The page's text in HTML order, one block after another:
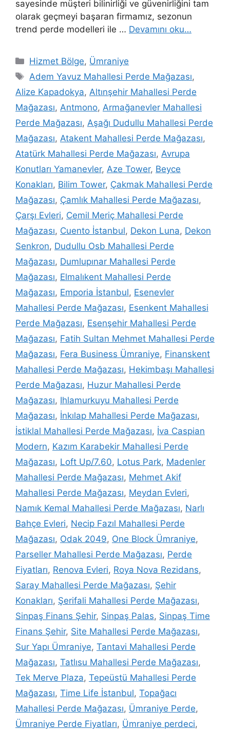
sayesinde müşteri bilinirliği ve güvenirliğini tam
olarak geçmeyi başaran firmamız, sezonun
trend perde modelleri ile … Devamını oku…
Hizmet Bölge, Ümraniye
Adem Yavuz Mahallesi Perde Mağazası,
Alize Kapadokya, Altınşehir Mahallesi Perde
Mağazası, Antmono, Armağanevler Mahallesi
Perde Mağazası, Aşağı Dudullu Mahallesi Perde
Mağazası, Atakent Mahallesi Perde Mağazası,
Atatürk Mahallesi Perde Mağazası, Avrupa
Konutları Yamanevler, Aze Tower, Beyce
Konakları, Bilim Tower, Çakmak Mahallesi Perde
Mağazası, Çamlık Mahallesi Perde Mağazası,
Çarşı Evleri, Cemil Meriç Mahallesi Perde
Mağazası, Cuento İstanbul, Dekon Luna, Dekon
Senkron, Dudullu Osb Mahallesi Perde
Mağazası, Dumlupınar Mahallesi Perde
Mağazası, Elmalıkent Mahallesi Perde
Mağazası, Emporia İstanbul, Esenevler
Mahallesi Perde Mağazası, Esenkent Mahallesi
Perde Mağazası, Esenşehir Mahallesi Perde
Mağazası, Fatih Sultan Mehmet Mahallesi Perde
Mağazası, Fera Business Ümraniye, Finanskent
Mahallesi Perde Mağazası, Hekimbaşı Mahallesi
Perde Mağazası, Huzur Mahallesi Perde
Mağazası, Ihlamurkuyu Mahallesi Perde
Mağazası, İnkılap Mahallesi Perde Mağazası,
İstiklal Mahallesi Perde Mağazası, İva Caspian
Modern, Kazım Karabekir Mahallesi Perde
Mağazası, Loft Up/7.60, Lotus Park, Madenler
Mahallesi Perde Mağazası, Mehmet Akif
Mahallesi Perde Mağazası, Meydan Evleri,
Namık Kemal Mahallesi Perde Mağazası, Narlı
Bahçe Evleri, Necip Fazıl Mahallesi Perde
Mağazası, Odak 2049, One Block Ümraniye,
Parseller Mahallesi Perde Mağazası, Perde
Fiyatları, Renova Evleri, Roya Nova Rezidans,
Saray Mahallesi Perde Mağazası, Şehir
Konakları, Şerifali Mahallesi Perde Mağazası,
Sinpaş Finans Şehir, Sinpaş Palas, Sinpaş Time
Finans Şehir, Site Mahallesi Perde Mağazası,
Sur Yapı Ümraniye, Tantavi Mahallesi Perde
Mağazası, Tatlısu Mahallesi Perde Mağazası,
Tek Merve Plaza, Tepeüstü Mahallesi Perde
Mağazası, Time Life İstanbul, Topağacı
Mahallesi Perde Mağazası, Ümraniye Perde,
Ümraniye Perde Fiyatları, Ümraniye perdeci,